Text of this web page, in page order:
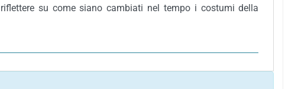
riflettere su come siano cambiati nel tempo i costumi della